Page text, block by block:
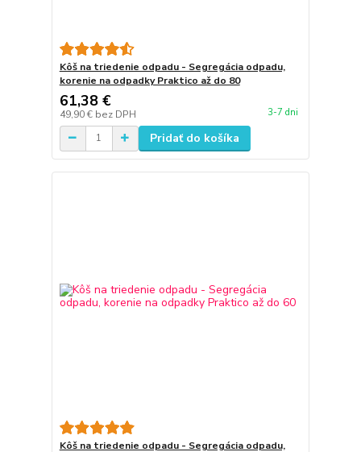
Kôš na triedenie odpadu - Segregácia odpadu,
korenie na odpadky Praktico až do 80
61,38 €
49,90 € bez DPH 3-7 dni
Pridať do košíka
Kôš na triedenie odpadu - Segregácia odpadu,